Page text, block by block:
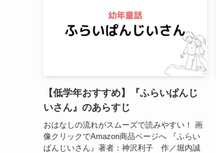
【低学年おすすめ】『ふらいぱんじ
いさん』のあらすじ
おはなしの流れがスムーズで読みやすい！ 画
像クリックでAmazon商品ページへ 『ふらい
ぱんじいさん』著者：神沢利子 作／堀内誠